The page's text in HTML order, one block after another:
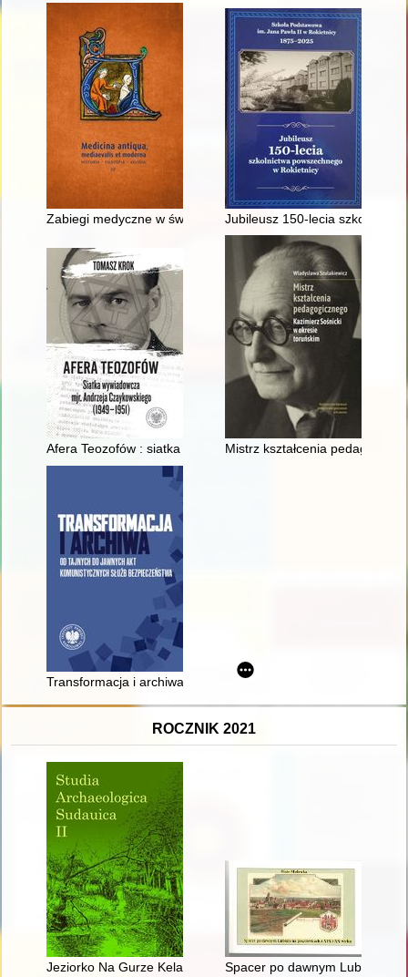
Zabiegi medyczne w świetle arabskiego traktatu Albucasisa
Jubileusz 150-lecia
Afera Teozofów : siatka wywiadowcza mjr. Andrzeja
Mistrz kształcenia
Transformacja i archiwa : od tajnych do jawnych akt
ROCZNIK 2021
Jeziorko Na Gurze Kelay pod Horodzisczem Surpel..." :
Spacer po dawnym Lubinie na